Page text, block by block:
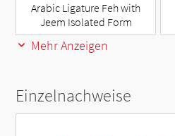
Arabic Ligature Feh with
Jeem Isolated Form
Mehr Anzeigen
Einzelnachweise